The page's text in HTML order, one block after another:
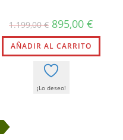
1.199,00€ El
precio
original
era:
1.199,00 €.
895,00 €
actual
895,00 €.
AÑADIR AL CARRITO
¡Lo deseo!